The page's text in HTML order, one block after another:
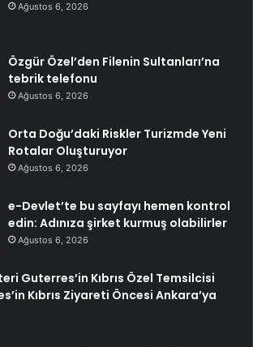
Ağustos 6, 2026
Özgür Özel’den Filenin Sultanları’na
tebrik telefonu
Ağustos 6, 2026
Orta Doğu’daki Riskler Turizmde Yeni
Rotalar Oluşturuyor
Ağustos 6, 2026
e-Devlet’te bu sayfayı hemen kontrol
edin: Adınıza şirket kurmuş olabilirler
Ağustos 6, 2026
Guterres’in Kıbrıs Özel Temsilcisi
Kıbrıs Ziyareti Öncesi Ankara’ya